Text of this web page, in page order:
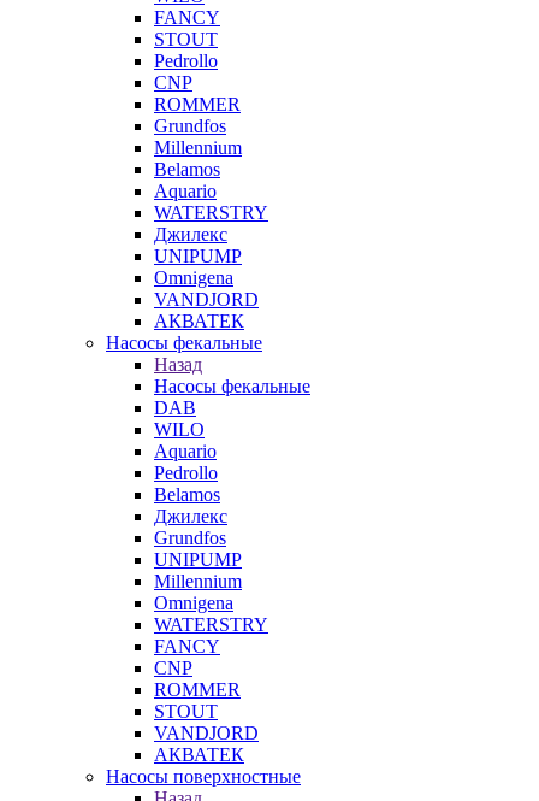
FANCY
STOUT
Pedrollo
CNP
ROMMER
Grundfos
Millennium
Belamos
Aquario
WATERSTRY
Джилекс
UNIPUMP
Omnigena
VANDJORD
АКВАТЕК
Насосы фекальные
Назад
Насосы фекальные
DAB
WILO
Aquario
Pedrollo
Belamos
Джилекс
Grundfos
UNIPUMP
Millennium
Omnigena
WATERSTRY
FANCY
CNP
ROMMER
STOUT
VANDJORD
АКВАТЕК
Насосы поверхностные